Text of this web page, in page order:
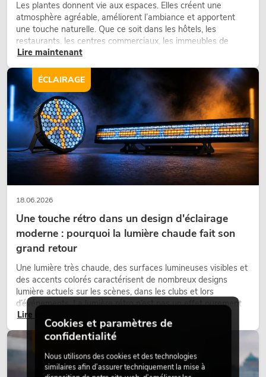
Les plantes donnent vie aux espaces. Elles créent une
atmosphère agréable, améliorent l’ambiance et apportent
une touche naturelle. Que ce soit dans les hôtels, les
restaurants, les centres commerciaux, les immeubles de
bureaux ou sur les stands d’exposition, une végétalisation de
d’aménagement modernes.
Lire maintenant
18.06.2026
Une touche rétro dans un design d'éclairage
moderne : pourquoi la lumière chaude fait son
grand retour
Une lumière très chaude, des surfaces lumineuses visibles et
des accents colorés caractérisent de nombreux designs
lumière actuels sur les scènes, dans les clubs et lors
d’événements. La lumière rétro n’est pas un effet purement
nostalgique, mais un outil de conception utilisé de manière
ciblée : elle crée une atmosphère, donne du caractère aux
scènes et peut rendre les configurations LED techniques plus
émotionnelles.
Lire maintenant
ÉCLAIRAGE
ÉCLAIRAGE
Cookies et paramètres de
confidentialité
Nous utilisons des cookies et des technologies
similaires afin d’assurer techniquement la mise à